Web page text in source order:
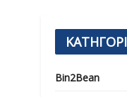
Bin2Bean